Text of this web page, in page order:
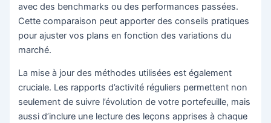
avec des benchmarks ou des performances passées.
Cette comparaison peut apporter des conseils pratiques
pour ajuster vos plans en fonction des variations du
marché.
La mise à jour des méthodes utilisées est également
cruciale. Les rapports d’activité réguliers permettent non
seulement de suivre l’évolution de votre portefeuille, mais
aussi d’inclure une lecture des leçons apprises à chaque